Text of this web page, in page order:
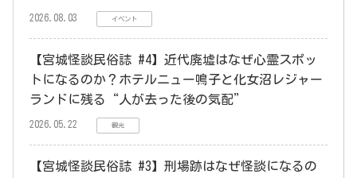
2026.08.03 イベント
【宮城怪談民俗誌 #4】近代廃墟はなぜ心霊スポッ
トになるのか？ホテルニュー鳴子と化女沼レジャー
ランドに残る“人が去った後の気配”
2026.05.22 観光
【宮城怪談民俗誌 #3】刑場跡はなぜ怪談になるの